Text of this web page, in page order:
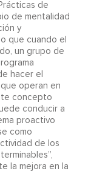
de
de mentalidad
y
que cuando el
un grupo de
hacer el
operan en
concepto
conducir a
proactivo
como
de los
la mejora en la